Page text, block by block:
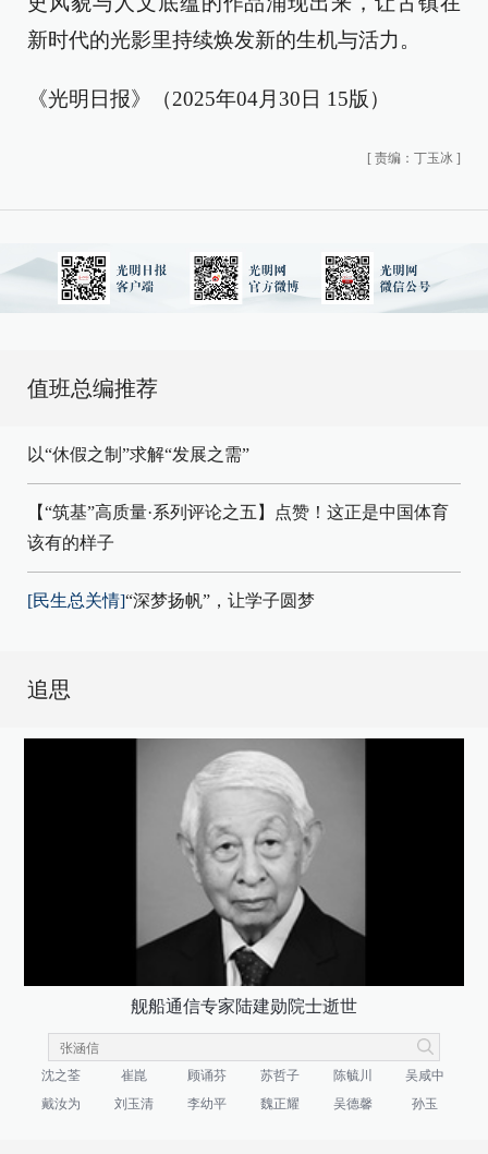
新时代的光影里持续焕发新的生机与活力。
《光明日报》（2025年04月30日 15版）
[ 责编：丁玉冰 ]
值班总编推荐
以“休假之制”求解“发展之需”
【“筑基”高质量·系列评论之五】点赞！这正是中国体育
该有的样子
[民生总关情]“深梦扬帆”，让学子圆梦
追思
舰船通信专家陆建勋院士逝世
沈之荃 崔崑 顾诵芬 苏哲子 陈毓川
吴咸中
戴汝为
刘玉清 李幼平 魏正耀 吴德馨 孙玉